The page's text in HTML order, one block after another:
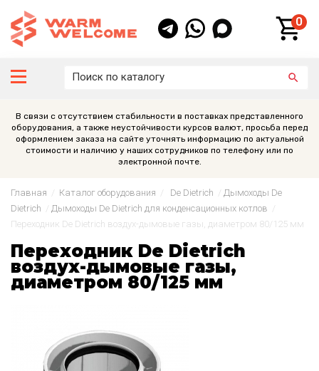
0
В связи с отсутствием стабильности в поставках представленного
оборудования, а также неустойчивости курсов валют, просьба перед
оформлением заказа на сайте уточнять информацию по актуальной
стоимости и наличию у наших сотрудников по телефону или по
электронной почте.
Главная Каталог оборудования De Dietrich
Дымоходы De
Dietrich
Дымоходы De Dietrich для конденсационных котлов
Переходник De Dietrich воздух-дымовые газы, диаметром 80/125 мм
Переходник De Dietrich
воздух-дымовые газы,
диаметром 80/125 мм